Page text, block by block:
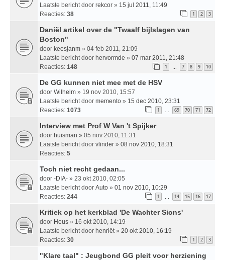
Laatste bericht door rekcor » 15 jul 2011, 11:49
Reacties: 38 1 2 3
Daniël artikel over de "Twaalf bijlslagen van
Boston"
door keesjanm » 04 feb 2011, 21:09
Laatste bericht door hervormde » 07 mar 2011, 21:48
Reacties: 148 1 … 7 8 9 10
De GG kunnen niet mee met de HSV
door Wilhelm » 19 nov 2010, 15:57
Laatste bericht door memento » 15 dec 2010, 23:31
Reacties: 1073 1 … 69 70 71 72
Interview met Prof W Van 't Spijker
door huisman » 05 nov 2010, 11:31
Laatste bericht door vlinder » 08 nov 2010, 18:31
Reacties: 5
Toch niet recht gedaan...
door -DIA- » 23 okt 2010, 02:05
Laatste bericht door Auto » 01 nov 2010, 10:29
Reacties: 244 1 … 14 15 16 17
Kritiek op het kerkblad 'De Wachter Sions'
door Heus » 16 okt 2010, 14:19
Laatste bericht door henriët » 20 okt 2010, 16:19
Reacties: 30 1 2 3
"Klare taal" : Jeugbond GG pleit voor herziening